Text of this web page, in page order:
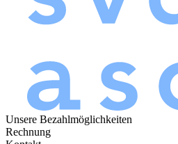
Unsere Bezahlmöglichkeiten
Rechnung